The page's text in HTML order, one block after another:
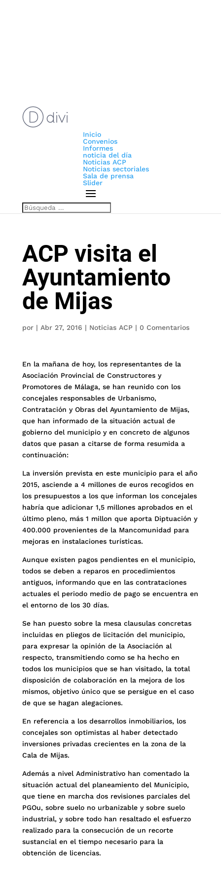
Inicio
Convenios
Informes
noticia del día
Noticias ACP
Noticias sectoriales
Sala de prensa
Slider
ACP visita el
Ayuntamiento
de Mijas
por | Abr 27, 2016 | Noticias ACP | 0 Comentarios
En la mañana de hoy, los representantes de la
Asociación Provincial de Constructores y
Promotores de Málaga, se han reunido con los
concejales responsables de Urbanismo,
Contratación y Obras del Ayuntamiento de Mijas,
que han informado de la situación actual de
gobierno del municipio y en concreto de algunos
datos que pasan a citarse de forma resumida a
continuación:
La inversión prevista en este municipio para el año
2015, asciende a 4 millones de euros recogidos en
los presupuestos a los que informan los concejales
habría que adicionar 1,5 millones aprobados en el
último pleno, más 1 millon que aporta Diptuación y
400.000 provenientes de la Mancomunidad para
mejoras en instalaciones turísticas.
Aunque existen pagos pendientes en el municipio,
todos se deben a reparos en procedimientos
antiguos, informando que en las contrataciones
actuales el periodo medio de pago se encuentra en
el entorno de los 30 días.
Se han puesto sobre la mesa clausulas concretas
incluidas en pliegos de licitación del municipio,
para expresar la opinión de la Asociación al
respecto, transmitiendo como se ha hecho en
todos los municipios que se han visitado, la total
disposición de colaboración en la mejora de los
mismos, objetivo único que se persigue en el caso
de que se hagan alegaciones.
En referencia a los desarrollos inmobiliarios, los
concejales son optimistas al haber detectado
inversiones privadas crecientes en la zona de la
Cala de Mijas.
Además a nivel Administrativo han comentado la
situación actual del planeamiento del Municipio,
que tiene en marcha dos revisiones parciales del
PGOu, sobre suelo no urbanizable y sobre suelo
industrial, y sobre todo han resaltado el esfuerzo
realizado para la consecución de un recorte
sustancial en el tiempo necesario para la
obtención de licencias.